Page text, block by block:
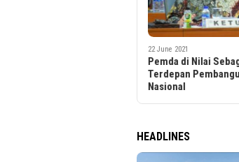
22 June 2021
Pemda di Nilai
Terdepan
Nasional
HEADLINES